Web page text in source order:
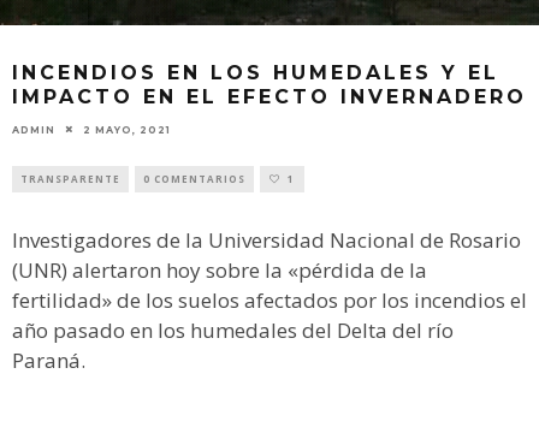
INCENDIOS EN LOS HUMEDALES Y EL
IMPACTO EN EL EFECTO INVERNADERO
ADMIN 2 MAYO, 2021
TRANSPARENTE 0 COMENTARIOS 1
Investigadores de la Universidad Nacional de Rosario
(UNR) alertaron hoy sobre la «pérdida de la
fertilidad» de los suelos afectados por los incendios el
año pasado en los humedales del Delta del río
Paraná.